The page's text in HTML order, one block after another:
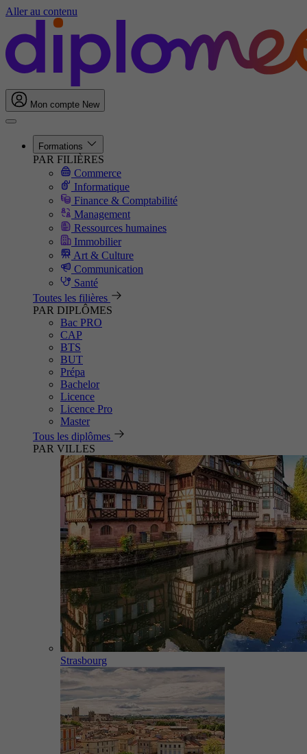
Aller au contenu
Mon compte New
Formations
PAR FILIÈRES
Commerce
Informatique
Finance & Comptabilité
Management
Ressources humaines
Immobilier
Art & Culture
Communication
Santé
Toutes les filières
PAR DIPLÔMES
Bac PRO
CAP
BTS
BUT
Prépa
Bachelor
Licence
Licence Pro
Master
Tous les diplômes
PAR VILLES
Strasbourg